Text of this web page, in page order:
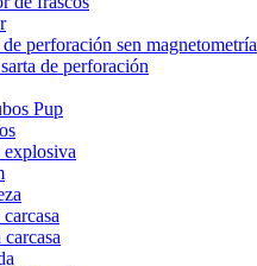
perforación sen magnetometría
de perforación
Pup